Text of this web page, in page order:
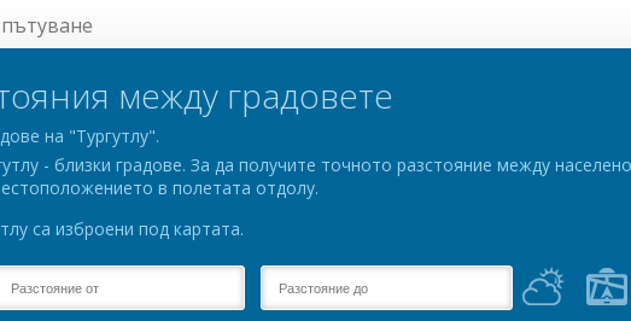
между градовете
на "Тургутлу".
- близки градове. За да получите точното разстояние между
в полетата отдолу.
са изброени под картата.